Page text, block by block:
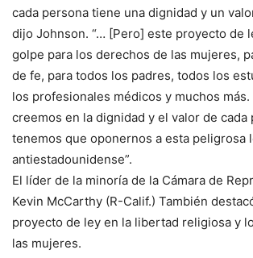
cada persona tiene una dignidad y un
dijo Johnson. “… [Pero] este proyecto de
golpe para los derechos de las mujeres,
de fe, para todos los padres, todos los
los profesionales médicos y muchos más.
creemos en la dignidad y el valor de cada
tenemos que oponernos a esta peligrosa
antiestadounidense”.
El líder de la minoría de la Cámara de
Kevin McCarthy (R-Calif.) También
proyecto de ley en la libertad religiosa y
las mujeres.